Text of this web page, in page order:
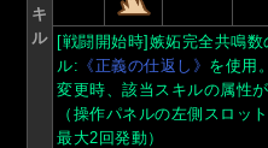
キ
ル
[戦闘開始時]嫉妬完全共鳴
ル: 《正義の仕返し》 を使用。
変更時、該当スキルの属性が
（操作パネルの左側スロッ
最大2回発動）